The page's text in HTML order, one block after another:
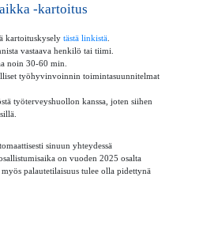
-kartoitus
kartoituskysely tästä linkistä.
vastaava henkilö tai tiimi.
noin 30-60 min.
työhyvinvoinnin toimintasuunnitelmat
työterveyshuollon kanssa, joten siihen
sinuun yhteydessä
on vuoden 2025 osalta
palautetilaisuus tulee olla pidettynä